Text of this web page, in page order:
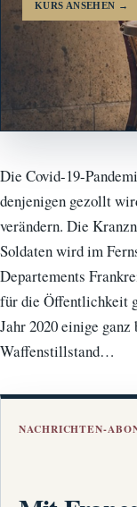
KURS ANSEHEN →
Die Covid-19-
denjenigen gezollt
verändern. Die
Soldaten wird im
Departements
für die Öffentlichkeit
Jahr 2020 einige
Waffenstillstand…
NACHRICHTEN-